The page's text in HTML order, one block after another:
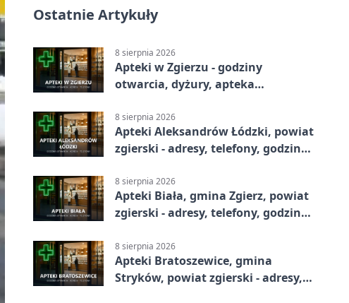
Ostatnie Artykuły
8 sierpnia 2026
Apteki w Zgierzu - godziny
otwarcia, dyżury, apteka
8 sierpnia 2026
Apteki Aleksandrów Łódzki, powiat
zgierski - adresy, telefony, godziny
8 sierpnia 2026
Apteki Biała, gmina Zgierz, powiat
zgierski - adresy, telefony, godziny
8 sierpnia 2026
Apteki Bratoszewice, gmina
Stryków, powiat zgierski - adresy,